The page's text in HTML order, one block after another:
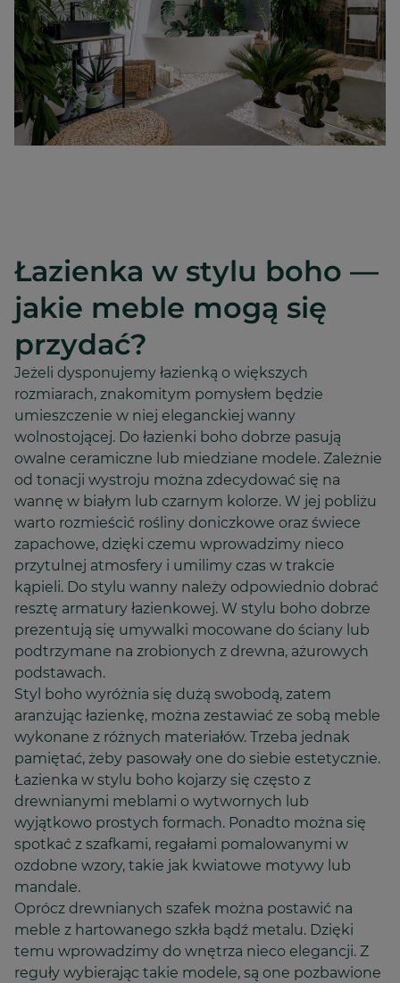
Łazienka w stylu boho —
jakie meble mogą się
przydać?
Jeżeli dysponujemy łazienką o większych
rozmiarach, znakomitym pomysłem będzie
umieszczenie w niej eleganckiej wanny
wolnostojącej. Do łazienki boho dobrze pasują
owalne ceramiczne lub miedziane modele. Zależnie
od tonacji wystroju można zdecydować się na
wannę w białym lub czarnym kolorze. W jej pobliżu
warto rozmieścić rośliny doniczkowe oraz świece
zapachowe, dzięki czemu wprowadzimy nieco
przytulnej atmosfery i umilimy czas w trakcie
kąpieli. Do stylu wanny należy odpowiednio dobrać
resztę armatury łazienkowej. W stylu boho dobrze
prezentują się umywalki mocowane do ściany lub
podtrzymane na zrobionych z drewna, ażurowych
podstawach.
Styl boho wyróżnia się dużą swobodą, zatem
aranżując łazienkę, można zestawiać ze sobą meble
wykonane z różnych materiałów. Trzeba jednak
pamiętać, żeby pasowały one do siebie estetycznie.
Łazienka w stylu boho kojarzy się często z
drewnianymi meblami o wytwornych lub
wyjątkowo prostych formach. Ponadto można się
spotkać z szafkami, regałami pomalowanymi w
ozdobne wzory, takie jak kwiatowe motywy lub
mandale.
Oprócz drewnianych szafek można postawić na
meble z hartowanego szkła bądź metalu. Dzięki
temu wprowadzimy do wnętrza nieco elegancji. Z
reguły wybierając takie modele, są one pozbawione